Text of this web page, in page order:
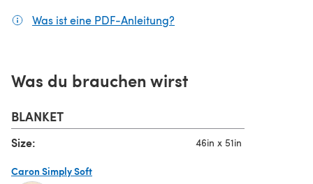
Was ist eine PDF-Anleitung?
Was du brauchen wirst
BLANKET
Size: 46in x 51in
Caron Simply Soft